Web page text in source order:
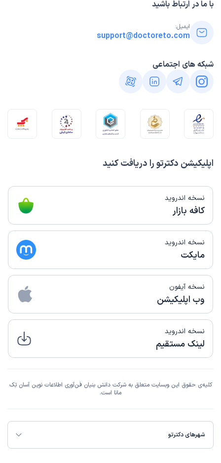
اپلیکیشن دکترتو را دریافت کنید
نسخه اندروید
کافه بازار
نسخه اندروید
مایکت
نسخه آیفون
وب اپلیکیشن
نسخه اندروید
لینک مستقیم
با ما در ارتباط باشید
ایمیل:
support@doctoreto.com
شبکه های اجتماعی
کلیه‌ی حقوق این وبسایت متعلق به شرکت دانش بنیان فن‌آوری اطلاعات نوین آسان تِک
مانا است.
شهرهای دکترتو